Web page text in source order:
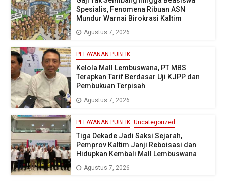
Spesialis, Fenomena Ribuan ASN
Mundur Warnai Birokrasi Kaltim
Agustus 7, 2026
PELAYANAN PUBLIK
Kelola Mall Lembuswana, PT MBS
Terapkan Tarif Berdasar Uji KJPP dan
Pembukuan Terpisah
Agustus 7, 2026
PELAYANAN PUBLIK Uncategorized
Tiga Dekade Jadi Saksi Sejarah,
Pemprov Kaltim Janji Reboisasi dan
Hidupkan Kembali Mall Lembuswana
Agustus 7, 2026